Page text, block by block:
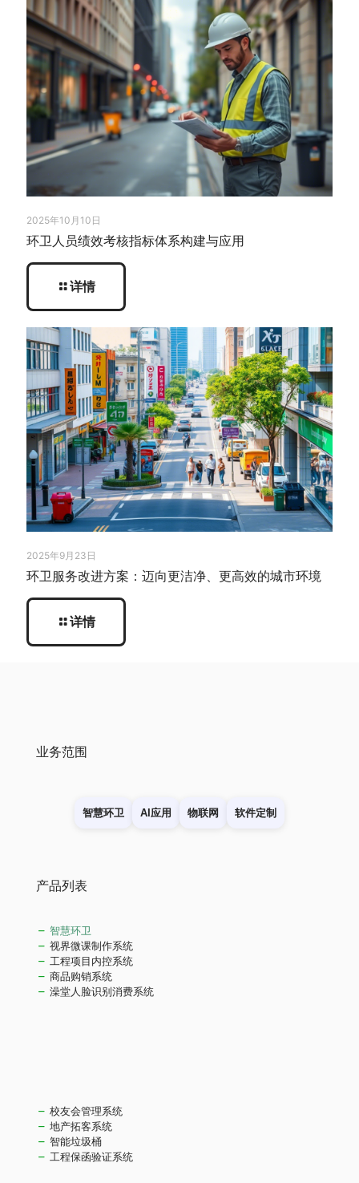
2025年10月10日
环卫人员绩效考核指标体系构建与应用
详情
2025年9月23日
环卫服务改进方案：迈向更洁净、更高效的城市环境
详情
业务范围
智慧环卫 AI应用 物联网 软件定制
产品列表
智慧环卫
视界微课制作系统
工程项目内控系统
商品购销系统
澡堂人脸识别消费系统
校友会管理系统
地产拓客系统
智能垃圾桶
工程保函验证系统